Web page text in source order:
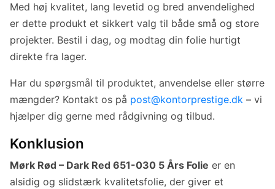
Med høj kvalitet, lang levetid og bred anvendelighed
er dette produkt et sikkert valg til både små og store
projekter. Bestil i dag, og modtag din folie hurtigt
direkte fra lager.
Har du spørgsmål til produktet, anvendelse eller større
mængder? Kontakt os på post@kontorprestige.dk – vi
hjælper dig gerne med rådgivning og tilbud.
Konklusion
Mørk Rød – Dark Red 651-030 5 Års Folie er en
alsidig og slidstærk kvalitetsfolie, der giver et